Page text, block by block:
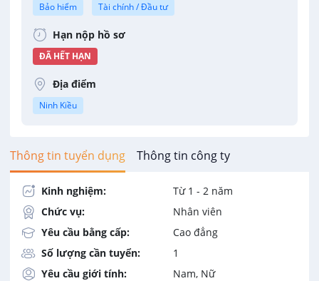
Bảo hiểm Tài chính / Đầu tư
Hạn nộp hồ sơ
ĐÃ HẾT HẠN
Địa điểm
Ninh Kiều
Thông tin tuyển dụng Thông tin công ty
Kinh nghiệm:
Từ 1 - 2 năm
Chức vụ:
Nhân viên
Yêu cầu bằng cấp:
Cao đẳng
Số lượng cần tuyển:
1
Yêu cầu giới tính:
Nam, Nữ